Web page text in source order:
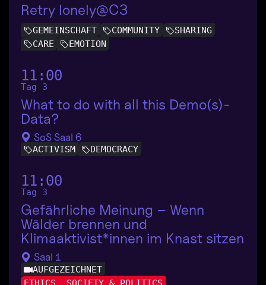
Retry lonely@C3
GEMEINSCHAFT COMMUNITY
SHARING
CARE
EMOTION
11:00
Tag 3
What to do with all this Demo(s)-
Data?
SoS Saal 6
ACTIVISM DEMOCRACY
11:00
Tag 3
Gefährliche Meinung – Wenn
Wälder brennen und
Klimaaktivist*innen im Knast sitzen
Saal 1
AUFGEZEICHNET